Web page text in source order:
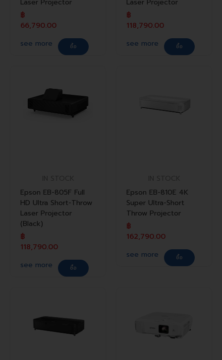
Laser Projector
฿
66,790.00
see more
ซื้อ
Laser Projector
฿
118,790.00
see more
ซื้อ
Epson EB-805F Full
HD Ultra Short-Throw
Laser Projector
(Black)
฿
118,790.00
see more
ซื้อ
Epson EB-810E 4K
Super Ultra-Short
Throw Projector
฿
162,790.00
see more
ซื้อ